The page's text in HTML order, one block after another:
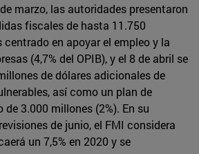
marzo, las autoridades presentaron
fiscales de hasta 11.750
centrado en apoyar el empleo y la
(4,7% del OPIB), y el 8 de abril se
de dólares adicionales de
así como un plan de
3.000 millones (2%). En su
de junio, el FMI considera
un 7,5% en 2020 y se